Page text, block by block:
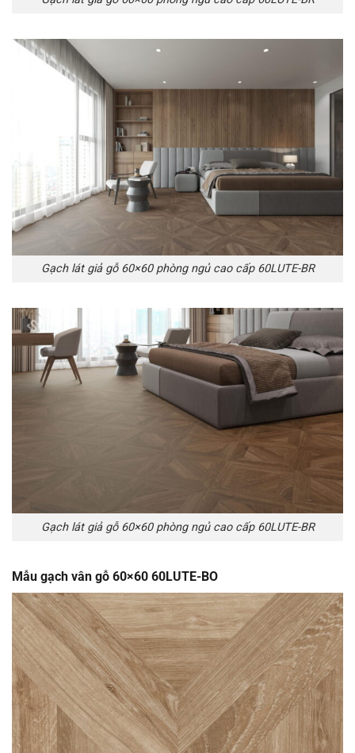
Gạch lát giả gỗ 60×60 phòng ngủ cao cấp 60LUTE-BR
Gạch lát giả gỗ 60×60 phòng ngủ cao cấp 60LUTE-BR
Mẫu gạch vân gỗ 60×60 60LUTE-BO